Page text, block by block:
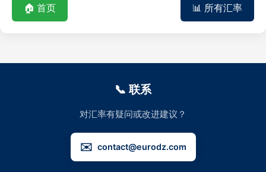
🏠 首页 📊 所有汇率
📞 联系
对汇率有疑问或改进建议？
✉️ contact@eurodz.com